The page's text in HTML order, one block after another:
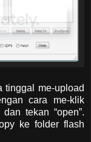
tinggal me-upload
cara me-klik
tekan “open”.
ke folder flash